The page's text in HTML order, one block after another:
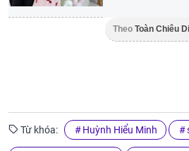
Theo Toàn Chiêu
Từ khóa: Huỳnh Hiểu Minh